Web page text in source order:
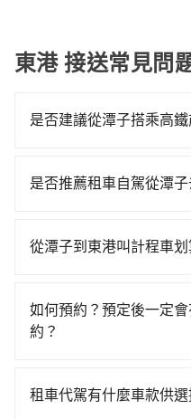
東港 接送常見問
是否建議從潭子搭乘高鐵
06:25一直到23:07，台中
站後，步行進站、現場購
待車站前排班的計程車，
1,400元後，抵達屏東縣
表收費，看乘客是外地人
是否推薦租車自駕從潭子
時不需要閉目養神（因為
$115~205承租小轎車，
到東港的花費預估為
額外的汽車保險與可能的
從潭子到東港叫計程車划
灣大車隊、Uber、Line
到車，也可考慮打電話至
tripool可省高達$2,600。
如何預約？預定後一定
約？
輸入上下車地點或地址，
租車代駕有什麼車款供